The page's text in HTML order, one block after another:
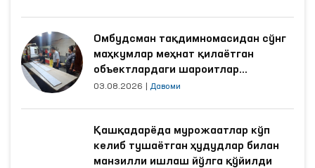
Омбудсман тақдимномасидан сўнг
маҳкумлар меҳнат қилаётган
объектлардаги шароитлар
яхшиланди
03.08.2026 Давоми
Қашқадарёда мурожаатлар кўп
келиб тушаётган ҳудудлар билан
манзилли ишлаш йўлга қўйилди